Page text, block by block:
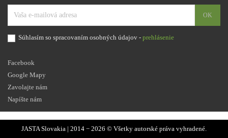
Súhlasím so spracovaním osobných údajov - prehlásenie
Facebook
Google Mapy
Zavolajte nám
Napíšte nám
JASTA Slovakia | 2014 − 2026 © Všetky autorské práva vyhradené.